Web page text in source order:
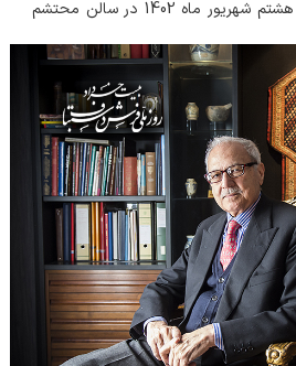
دیده است. مراسم صبح روز هشتم شهریور ماه 1402 در سالن محتشم